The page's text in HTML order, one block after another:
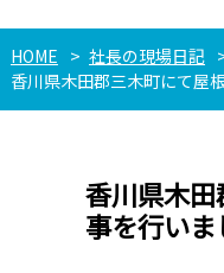
HOME 社長の現場日記
香川県木田郡三木町にて屋
香川県木
事を行いま